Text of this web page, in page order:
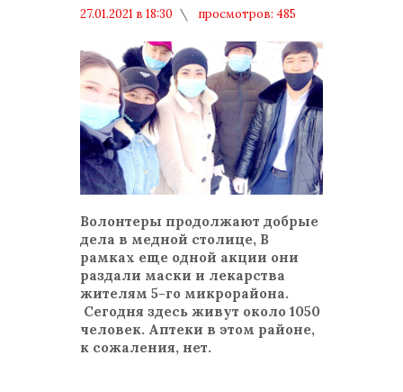
27.01.2021 в 18:30
просмотров: 485
Волонтеры продолжают добрые
дела в медной столице, В
рамках еще одной акции они
раздали маски и лекарства
жителям 5-го микрорайона.
Сегодня здесь живут около 1050
человек. Аптеки в этом районе,
к сожаления, нет.